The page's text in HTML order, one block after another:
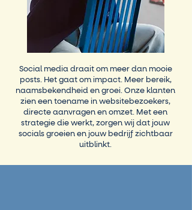
Social media draait om meer dan mooie
posts. Het gaat om impact. Meer bereik,
naamsbekendheid en groei. Onze klanten
zien een toename in websitebezoekers,
directe aanvragen en omzet. Met een
strategie die werkt, zorgen wij dat jouw
socials groeien en jouw bedrijf zichtbaar
uitblinkt.